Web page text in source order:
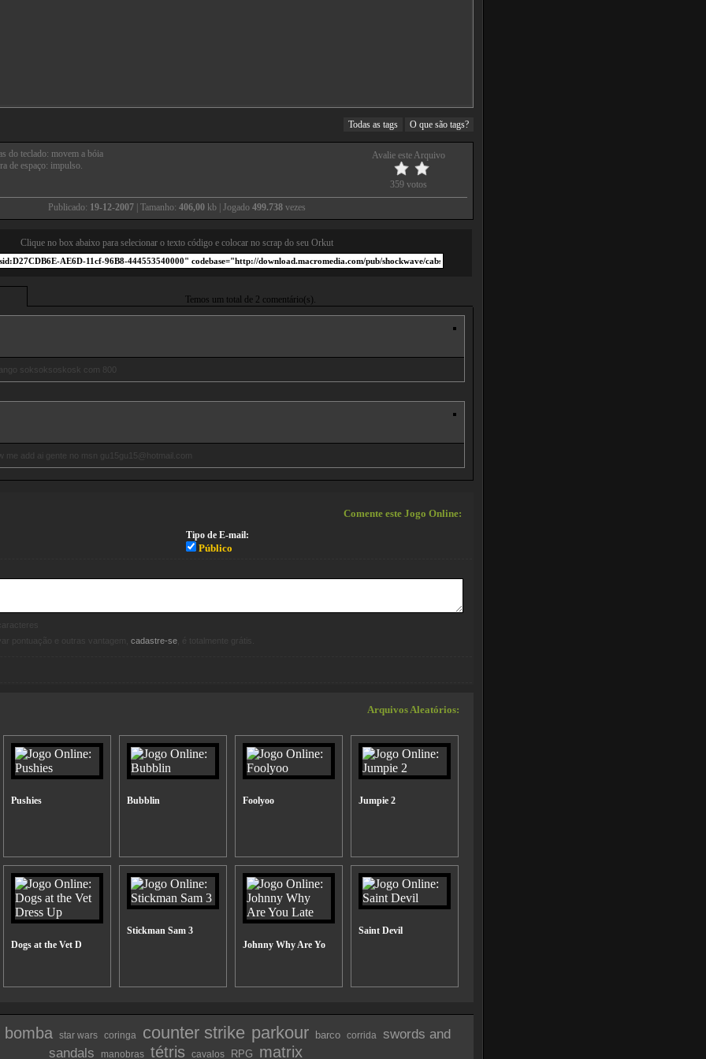
Todas as tags O que são tags?
do teclado: movem a bóia
de espaço: impulso.
Avalie este Arquivo
359 votos
Publicado: 19-12-2007 | Tamanho: 406,00 kb | Jogado 499.738 vezes
Clique no box abaixo para selecionar o texto código e colocar no scrap do seu Orkut
Temos um total de 2 comentário(s).
soksoksoskosk com 800
add ai gente no msn gu15gu15@hotmail.com
Comente este Jogo Online:
Tipo de E-mail:
Público
cadastre-se
Arquivos Aleatórios:
Pushies Bubblin Foolyoo Jumpie 2
Dogs at the Vet D
Stickman Sam 3
Johnny Why Are Yo
Saint Devil
bomba star wars coringa counter strike parkour barco corrida
swords and
sandals
manobras tétris cavalos RPG matrix